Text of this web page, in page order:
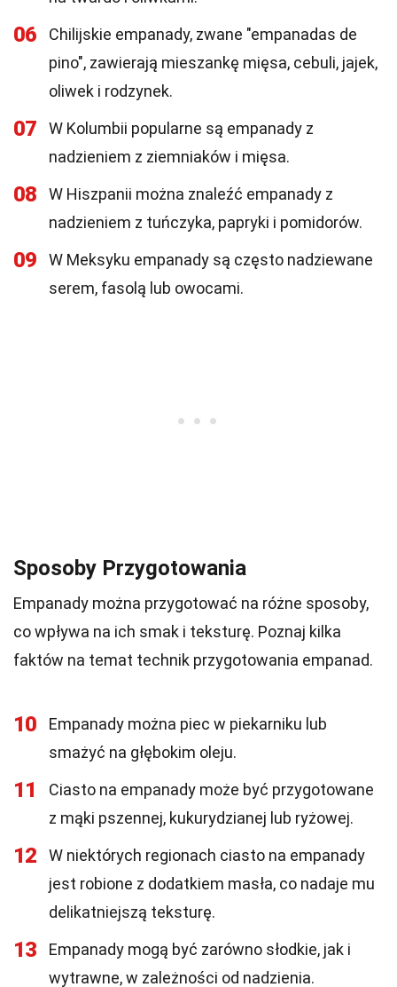
06
Chilijskie empanady, zwane "empanadas de
pino", zawierają mieszankę mięsa, cebuli, jajek,
oliwek i rodzynek.
07
W Kolumbii popularne są empanady z
nadzieniem z ziemniaków i mięsa.
08
W Hiszpanii można znaleźć empanady z
nadzieniem z tuńczyka, papryki i pomidorów.
09
W Meksyku empanady są często nadziewane
serem, fasolą lub owocami.
Sposoby Przygotowania
Empanady można przygotować na różne sposoby,
co wpływa na ich smak i teksturę. Poznaj kilka
faktów na temat technik przygotowania empanad.
10
Empanady można piec w piekarniku lub
smażyć na głębokim oleju.
11
Ciasto na empanady może być przygotowane
z mąki pszennej, kukurydzianej lub ryżowej.
12
W niektórych regionach ciasto na empanady
jest robione z dodatkiem masła, co nadaje mu
delikatniejszą teksturę.
13
Empanady mogą być zarówno słodkie, jak i
wytrawne, w zależności od nadzienia.